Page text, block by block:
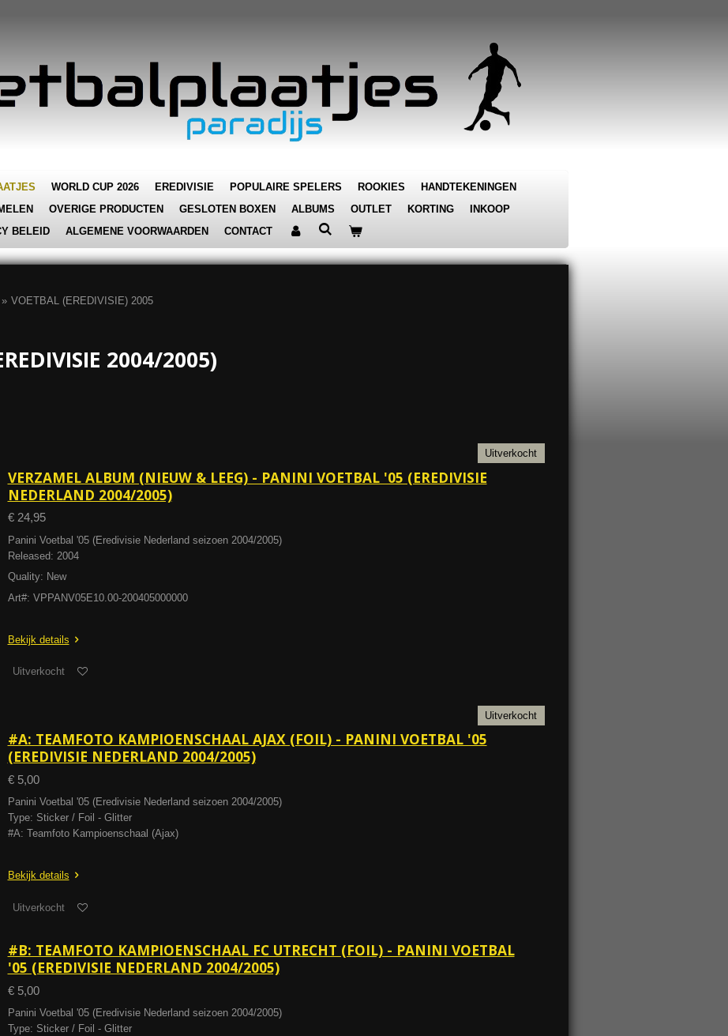
WORLD CUP 2026 EREDIVISIE POPULAIRE SPELERS ROOKIES
HANDTEKENINGEN
OVERIGE PRODUCTEN GESLOTEN BOXEN ALBUMS OUTLET KORTING
INKOOP
BELEID ALGEMENE VOORWAARDEN CONTACT
» VOETBAL (EREDIVISIE) 2005
2004/2005)
Uitverkocht
VERZAMEL ALBUM (NIEUW & LEEG) - PANINI VOETBAL '05 (EREDIVISIE
NEDERLAND 2004/2005)
€ 24,95
Panini Voetbal '05 (Eredivisie Nederland seizoen 2004/2005)
Released: 2004
Quality: New
Art#: VPPANV05E10.00-200405000000
Bekijk details
Uitverkocht
Uitverkocht
#A: TEAMFOTO KAMPIOENSCHAAL AJAX (FOIL) - PANINI VOETBAL '05
(EREDIVISIE NEDERLAND 2004/2005)
€ 5,00
Panini Voetbal '05 (Eredivisie Nederland seizoen 2004/2005)
Type: Sticker / Foil - Glitter
#A: Teamfoto Kampioenschaal (Ajax)
Bekijk details
Uitverkocht
#B: TEAMFOTO KAMPIOENSCHAAL FC UTRECHT (FOIL) - PANINI VOETBAL
'05 (EREDIVISIE NEDERLAND 2004/2005)
€ 5,00
Panini Voetbal '05 (Eredivisie Nederland seizoen 2004/2005)
Type: Sticker / Foil - Glitter